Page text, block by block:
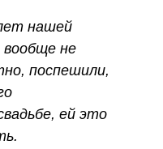
нашей
вообще не
поспешили,
ей это